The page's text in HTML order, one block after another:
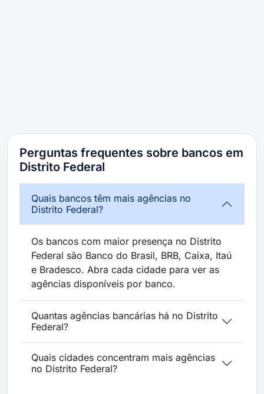
Perguntas frequentes sobre bancos em
Distrito Federal
Quais bancos têm mais agências no
Distrito Federal?
Os bancos com maior presença no Distrito
Federal são Banco do Brasil, BRB, Caixa, Itaú
e Bradesco. Abra cada cidade para ver as
agências disponíveis por banco.
Quantas agências bancárias há no Distrito
Federal?
Quais cidades concentram mais agências
no Distrito Federal?